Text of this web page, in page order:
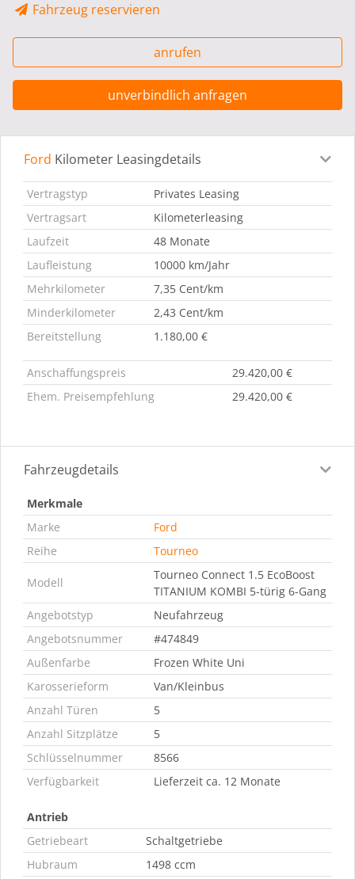
Fahrzeug reservieren
anrufen
unverbindlich anfragen
Leasingdetails Fahrzeugdetails
Ford Kilometer Leasingdetails
Vertragstyp
Privates Leasing
Vertragsart
Kilometerleasing
Laufzeit
48 Monate
Laufleistung
10000 km/Jahr
Mehrkilometer
7,35 Cent/km
Minderkilometer
2,43 Cent/km
Bereitstellung
1.180,00 €
Anschaffungspreis
29.420,00 €
Ehem. Preisempfehlung
29.420,00 €
Fahrzeugdetails
Merkmale
Marke
Ford
Reihe
Tourneo
Modell
Tourneo Connect 1.5 EcoBoost
TITANIUM KOMBI 5-türig 6-Gang
Angebotstyp
Neufahrzeug
Angebotsnummer
#474849
Außenfarbe
Frozen White Uni
Karosserieform
Van/Kleinbus
Anzahl Türen
5
Anzahl Sitzplätze
5
Schlüsselnummer
8566
Verfügbarkeit
Lieferzeit ca. 12 Monate
Antrieb
Getriebeart
Schaltgetriebe
Hubraum
1498 ccm